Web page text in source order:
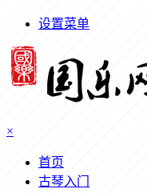
设置菜单
×
首页
古琴入门